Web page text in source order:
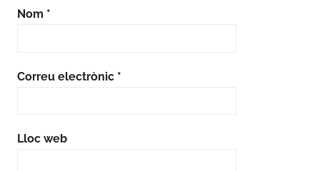
Nom *
Correu electrònic *
Lloc web